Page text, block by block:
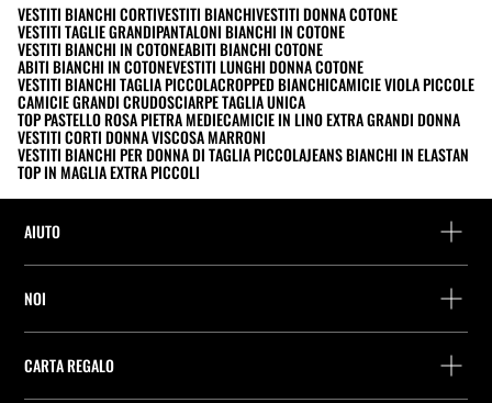
VESTITI BIANCHI CORTIVESTITI BIANCHIVESTITI DONNA COTONE
VESTITI TAGLIE GRANDIPANTALONI BIANCHI IN COTONE
VESTITI BIANCHI IN COTONEABITI BIANCHI COTONE
ABITI BIANCHI IN COTONEVESTITI LUNGHI DONNA COTONE
VESTITI BIANCHI TAGLIA PICCOLACROPPED BIANCHICAMICIE VIOLA PICCOLE
CAMICIE GRANDI CRUDOSCIARPE TAGLIA UNICA
TOP PASTELLO ROSA PIETRA MEDIECAMICIE IN LINO EXTRA GRANDI DONNA
VESTITI CORTI DONNA VISCOSA MARRONI
VESTITI BIANCHI PER DONNA DI TAGLIA PICCOLAJEANS BIANCHI IN ELASTAN
TOP IN MAGLIA EXTRA PICCOLI
AIUTO
Rintraccia il tuo ordine
Ricerca dei punti di consegna
NOI
Società
CARTA REGALO